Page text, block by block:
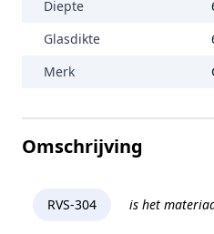
Diepte
Glasdikte
Merk
Omschrijving
RVS-304 is het